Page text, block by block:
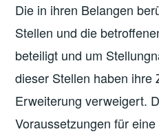
Die in ihren Belangen
Stellen und die
beteiligt und um
dieser Stellen haben ihre
Erweiterung verweigert.
Voraussetzungen für